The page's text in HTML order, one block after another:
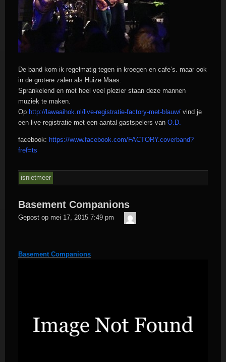
De band kom ik regelmatig tegen in kroegen en cafe’s. maar ook
in de grotere zalen als Huize Maas.
Sprankelend en met heel veel plezier staan deze mannen
muziek te maken.
Op http://lawaaihok.nl/live-registratie-factory-met-blauw/ vind je
een live-registratie met een aantal gastspelers van O.D.
facebook: https://www.facebook.com/FACTORY.coverband?
fref=ts
isnietmeer
Basement Companions
Gepost op mei 17, 2015 7:49 pm
Basement Companions